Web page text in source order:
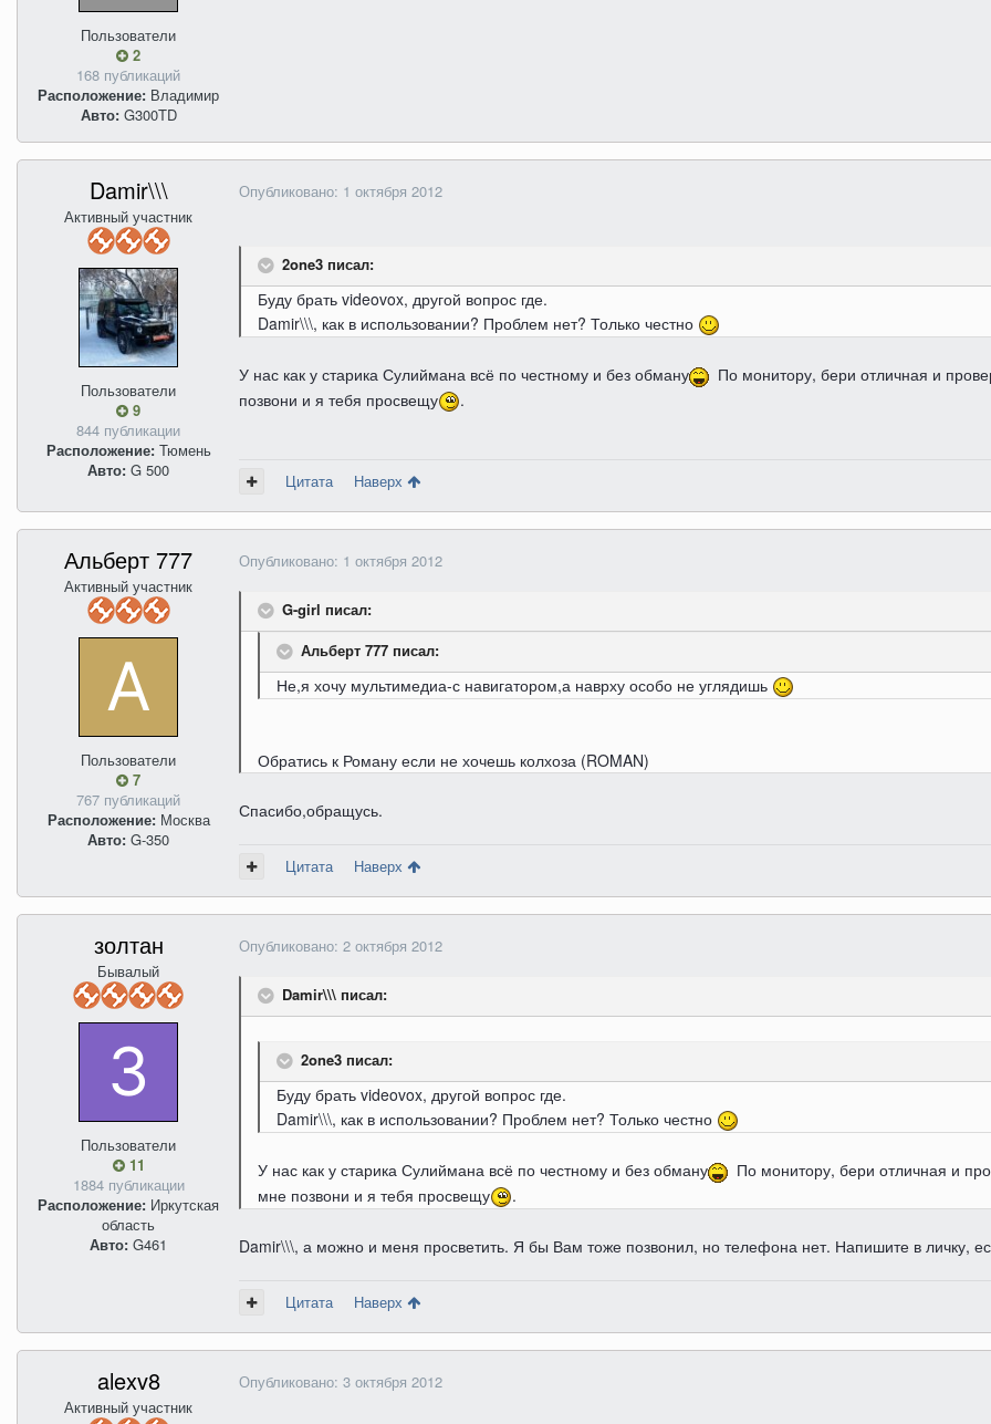
Пользователи
2
168 публикаций
Расположение: Владимир
Авто:G300TD
Damir\\\
Активный участник
Пользователи
9
844 публикации
Расположение:Тюмень
Авто: G 500
Опубликовано: 1 октября 2012
2one3 писал:
Буду брать videovox, другой вопрос где.
Damir\\\, как в использовании? Проблем нет? Только честно
У нас как у старика Сулиймана всё по честному и без обману
По монитору, бери отличная и
позвони и я тебя просвещу
.
Цитата Наверх
Альберт 777
Активный участник
Пользователи
7
767 публикаций
Расположение:Москва
Авто: G-350
Опубликовано: 1 октября 2012
G-girl писал:
Альберт 777 писал:
Не,я хочу мультимедиа-с навигатором,а наврху особо не углядишь
Обратись к Роману если не хочешь колхоза (ROMAN)
Спасибо,обращусь.
Цитата Наверх
золтан
Бывалый
Пользователи
11
1884 публикации
Расположение: Иркутская
область
Авто: G461
Опубликовано: 2 октября 2012
Damir\\\ писал:
2one3 писал:
Буду брать videovox, другой вопрос где.
Damir\\\, как в использовании? Проблем нет? Только честно
У нас как у старика Сулиймана всё по честному и без обману
По монитору, бери отличная и
мне позвони и я тебя просвещу
.
Damir\\\, а можно и меня просветить. Я бы Вам тоже позвонил, но телефона нет. Напишите в личку,
Цитата Наверх
alexv8
Активный участник
Опубликовано: 3 октября 2012